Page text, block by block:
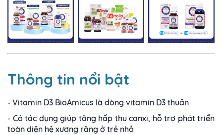
Thông tin nổi bật
- Vitamin D3 BioAmicus là dòng vitamin D3 thuần
- Có tác dụng giúp tăng hấp thu canxi, hỗ trợ phát triển
toàn diện hệ xương răng ở trẻ nhỏ